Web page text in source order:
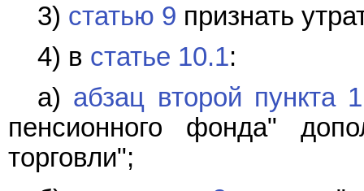
3) статью 9 признать
4) в статье 10.1:
а) абзац второй пункта 1
пенсионного фонда"
торговли";